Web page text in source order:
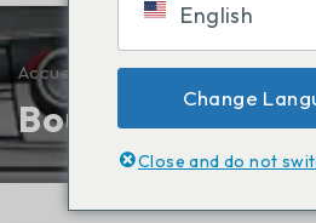
Boutique
Accueil Boutique
English
Change
Close and do not